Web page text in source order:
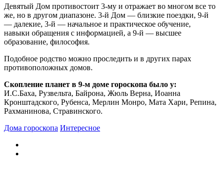
Девятый Дом противостоит 3-му и отражает во многом все то
же, но в другом диапазоне. 3-й Дом — близкие поездки, 9-й
— далекие, 3-й — начальное и практическое обучение,
навыки обращения с информацией, а 9-й — высшее
образование, философия.
Подобное родство можно проследить и в других парах
противоположных домов.
Скопление планет в 9-м доме гороскопа было у:
И.С.Баха, Рузвельта, Байрона, Жюль Верна, Иоанна
Кронштадского, Рубенса, Мерлин Монро, Мата Хари, Репина,
Рахманинова, Стравинского.
Дома гороскопа Интересное